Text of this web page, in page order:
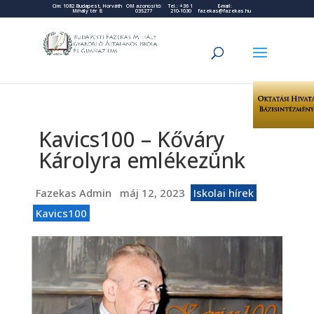
Cím: 1082 Budapest, Horváth
Mihály tér 8.
OM azonosító:
035277
Tel.: +36 1
210-1030
E-mail:
fazekas@fazekas.hu
Kavics100 – Kőváry
Károlyra emlékezünk
Fazekas Admin máj 12, 2023
Iskolai hírek
Kavics100